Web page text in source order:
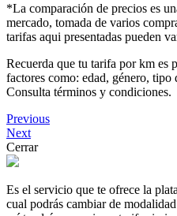
*La comparación de precios es
mercado, tomada de varios
tarifas aqui presentadas pueden
Recuerda que tu tarifa por km es
factores como: edad, género, tipo
Consulta términos y condiciones.
Previous
Next
Cerrar
Es el servicio que te ofrece la
cual podrás cambiar de